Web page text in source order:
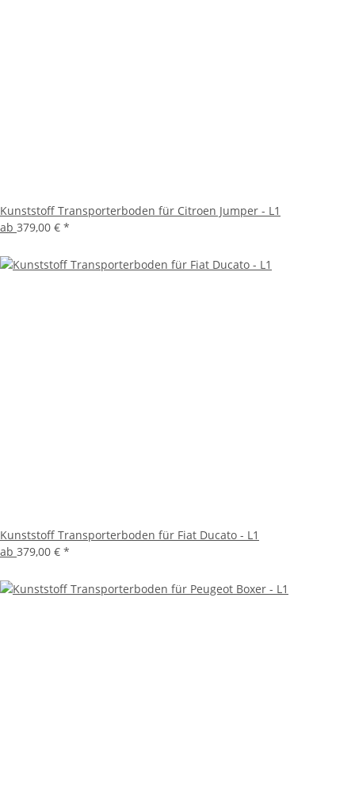
Kunststoff Transporterboden für Citroen Jumper - L1
ab 379,00 € *
Kunststoff Transporterboden für Fiat Ducato - L1
ab 379,00 € *